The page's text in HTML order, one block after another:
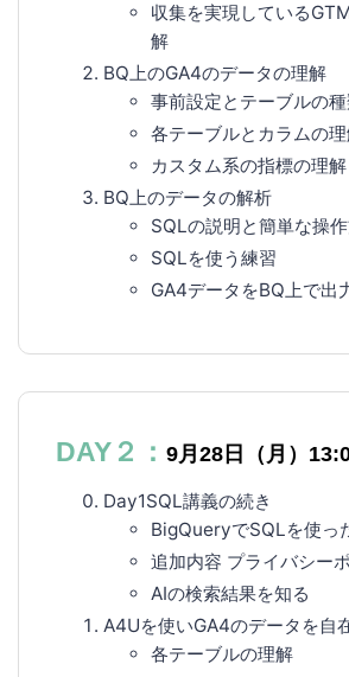
収集を実現している
解
BQ上のGA4のデータの理解
事前設定とテーブルの
各テーブルとカラムの
カスタム系の指標の理解
BQ上のデータの解析
SQLの説明と簡単な操
SQLを使う練習
GA4データをBQ上で出
DAY２： 9月28日（月）
Day1SQL講義の続き
BigQueryでSQLを使っ
追加内容 プライバシー
AIの検索結果を知る
A4Uを使いGA4のデータを自
各テーブルの理解